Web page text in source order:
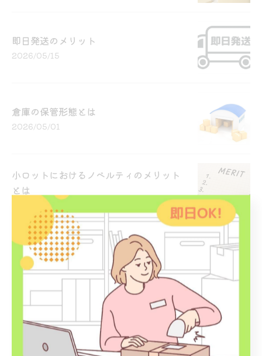
即日発送のメリット
2026/05/15
倉庫の保管形態とは
2026/05/01
小ロットにおけるノベルティのメリット
とは
2026/04/15
商品プロモーションの方法とは
2026/04/01
商品の保管方法について